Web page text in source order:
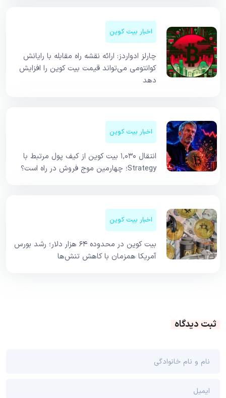
اخبار بیت کوین
چارلز ادواردز: ارائه نقشه راه مقابله با رایانش
کوانتومی می‌تواند قیمت بیت کوین را افزایش
دهد
اخبار بیت کوین
انتقال ۱,۰۳۰ بیت کوین از کیف پول مرتبط با
Strategy؛ چهارمین موج فروش در راه است؟
اخبار بیت کوین
بیت کوین در محدوده ۶۴ هزار دلار؛ رشد بورس
آمریکا همزمان با کاهش تنش‌ها
ثبت دیدگاه